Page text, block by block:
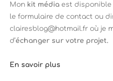
Mon kit média est disponible
le formulaire de contact ou
clairesblog@hotmail.fr où je
d’échanger sur votre projet.
En savoir plus